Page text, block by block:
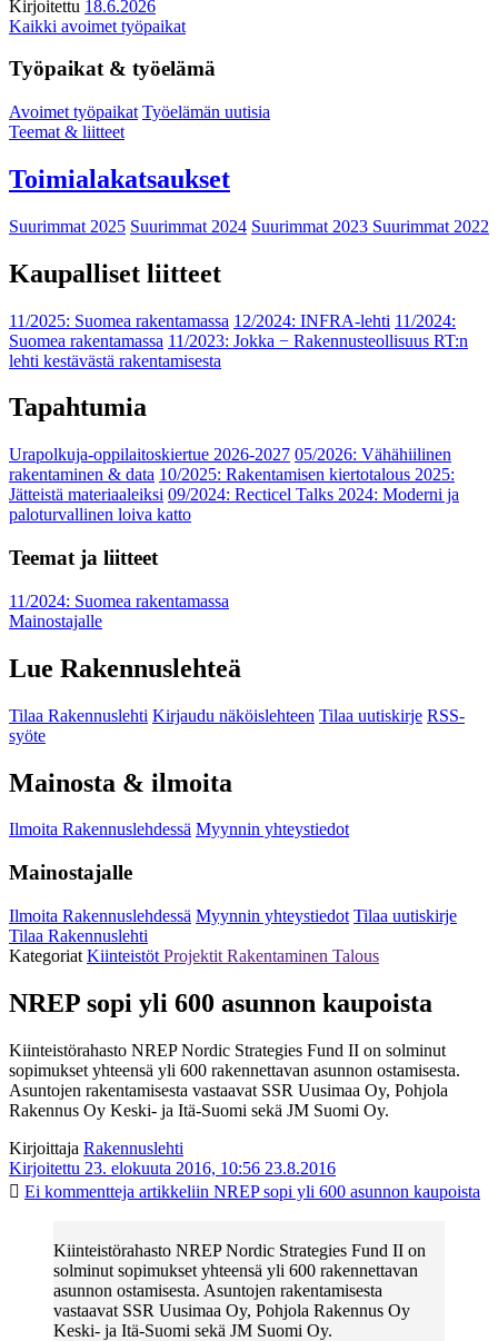
Kirjoitettu 18.6.2026
Kaikki avoimet työpaikat
Työpaikat & työelämä
Avoimet työpaikat Työelämän uutisia
Teemat & liitteet
Toimialakatsaukset
Suurimmat 2025 Suurimmat 2024 Suurimmat 2023 Suurimmat 2022
Kaupalliset liitteet
11/2025: Suomea rakentamassa 12/2024: INFRA-lehti 11/2024:
Suomea rakentamassa 11/2023: Jokka − Rakennusteollisuus RT:n
lehti kestävästä rakentamisesta
Tapahtumia
Urapolkuja-oppilaitoskiertue 2026-2027 05/2026: Vähähiilinen
rakentaminen & data 10/2025: Rakentamisen kiertotalous 2025:
Jätteistä materiaaleiksi 09/2024: Recticel Talks 2024: Moderni ja
paloturvallinen loiva katto
Teemat ja liitteet
11/2024: Suomea rakentamassa
Mainostajalle
Lue Rakennuslehteä
Tilaa Rakennuslehti Kirjaudu näköislehteen Tilaa uutiskirje RSS-
syöte
Mainosta & ilmoita
Ilmoita Rakennuslehdessä Myynnin yhteystiedot
Mainostajalle
Ilmoita Rakennuslehdessä Myynnin yhteystiedot Tilaa uutiskirje
Tilaa Rakennuslehti
Kategoriat Kiinteistöt Projektit Rakentaminen Talous
NREP sopi yli 600 asunnon kaupoista
Kiinteistörahasto NREP Nordic Strategies Fund II on solminut
sopimukset yhteensä yli 600 rakennettavan asunnon ostamisesta.
Asuntojen rakentamisesta vastaavat SSR Uusimaa Oy, Pohjola
Rakennus Oy Keski- ja Itä-Suomi sekä JM Suomi Oy.
Kirjoittaja Rakennuslehti
Kirjoitettu 23. elokuuta 2016, 10:56 23.8.2016
Ei kommentteja artikkeliin NREP sopi yli 600 asunnon kaupoista
Kiinteistörahasto NREP Nordic Strategies Fund II on
solminut sopimukset yhteensä yli 600 rakennettavan
asunnon ostamisesta. Asuntojen rakentamisesta
vastaavat SSR Uusimaa Oy, Pohjola Rakennus Oy
Keski- ja Itä-Suomi sekä JM Suomi Oy.